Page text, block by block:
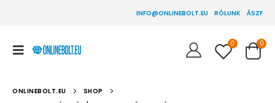
INFO@ONLINEBOLT.EU RÓLUNK ÁSZF
0 0
ONLINEBOLT.EU
SHOP